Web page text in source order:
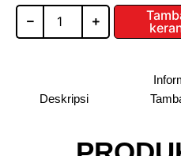
HARDWARE
Deskripsi